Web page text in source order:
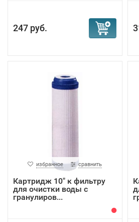
247 руб.
избранное сравнить
Картридж 10" к фильтру
для очистки воды с
гранулиров...